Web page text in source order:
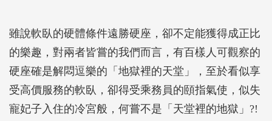
雖說軟臥的硬體條件遠勝硬座，卻不定能獲得成正比
的樂趣，對兩者皆嘗的我們而言，有百樣人可觀察的
硬座確是解悶逗樂的「地獄裡的天堂」，至於看似享
受高價服務的軟臥，卻得受乘務員的頤指氣使，似失
寵妃子入住的冷宮般，何嘗不是「天堂裡的地獄」?!